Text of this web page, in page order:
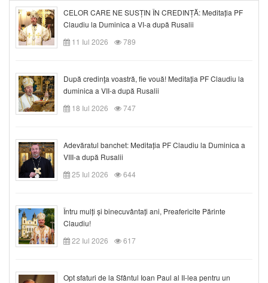
CELOR CARE NE SUSȚIN ÎN CREDINȚĂ: Meditația PF
Claudiu la Duminica a VI-a după Rusalii
11 Iul 2026
789
După credinţa voastră, fie vouă! Meditația PF Claudiu la
duminica a VII-a după Rusalii
18 Iul 2026
747
Adevăratul banchet: Meditația PF Claudiu la Duminica a
VIII-a după Rusalii
25 Iul 2026
644
Întru mulți și binecuvântați ani, Preafericite Părinte
Claudiu!
22 Iul 2026
617
Opt sfaturi de la Sfântul Ioan Paul al II-lea pentru un